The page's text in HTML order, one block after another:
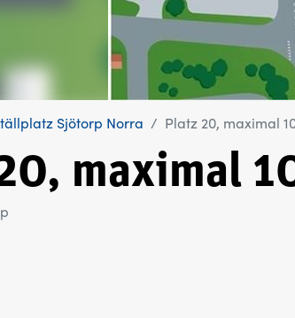
Sjötorp Norra Platz 20, maximal
maximal